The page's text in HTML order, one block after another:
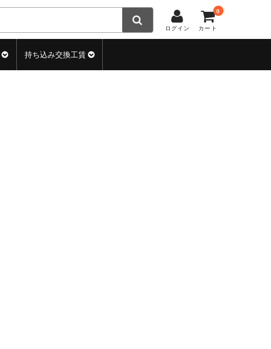
ログイン カート
0
持ち込み交換工賃